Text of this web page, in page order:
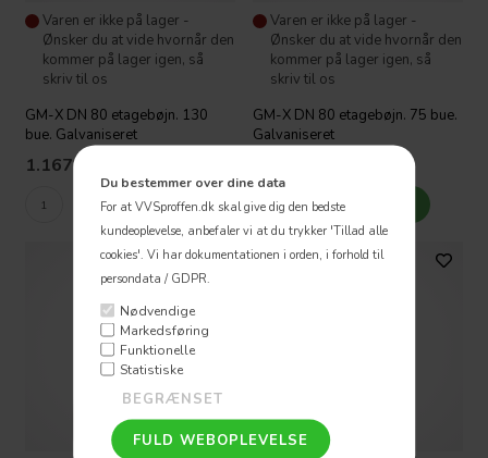
Du bestemmer over dine data
For at VVSproffen.dk skal give dig den bedste
kundeoplevelse, anbefaler vi at du trykker 'Tillad alle
cookies'. Vi har dokumentationen i orden, i forhold til
persondata / GDPR.
Nødvendige
Markedsføring
Funktionelle
Statistiske
Varen er ikke på lager -
Ønsker du at vide hvornår den
kommer på lager igen, så
skriv til os
GM-X DN 80 etagebøjn. 130
bue. Galvaniseret
1.167,31
Varen er ikke på lager -
Ønsker du at vide hvornår den
kommer på lager igen, så
skriv til os
GM-X DN 80 etagebøjn. 75 bue.
Galvaniseret